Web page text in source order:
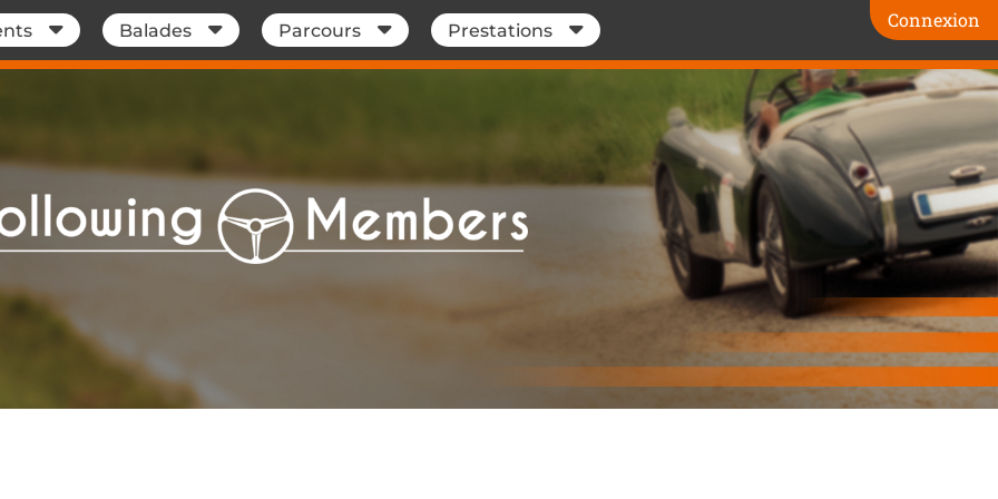
Balades Parcours Prestations Connexion